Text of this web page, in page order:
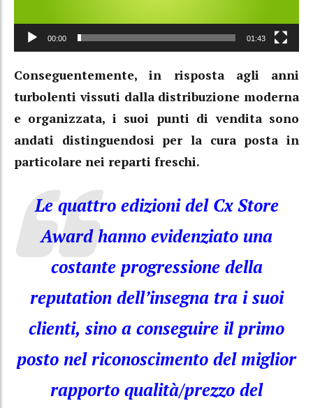
00:00 01:43
Conseguentemente, in risposta agli anni
turbolenti vissuti dalla distribuzione moderna
e organizzata, i suoi punti di vendita sono
andati distinguendosi per la cura posta in
particolare nei reparti freschi.
Le quattro edizioni del Cx Store
Award hanno evidenziato una
costante progressione della
reputation dell’insegna tra i suoi
clienti, sino a conseguire il primo
posto nel riconoscimento del miglior
rapporto qualità/prezzo del